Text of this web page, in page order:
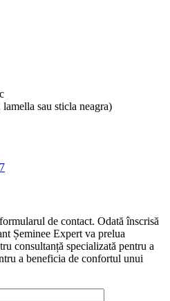
sau sticla neagra)
de contact. Odată înscrisă
Șeminee Expert va prelua
consultanță specializată pentru a
a beneficia de confortul unui